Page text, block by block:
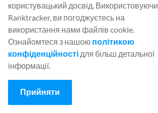
Polski (Polish)
Português (Portuguese)
Svenska (Swedish)
Türkçe (Turkish)
Български (Bulgarian)
Čeština (Czech)
користувацький досвід. Використовуючи
Ranktracker, ви погоджуєтесь на
використання нами файлів cookie.
Ознайомтеся з нашою політикою
конфіденційності для більш детальної
інформації.
Прийняти